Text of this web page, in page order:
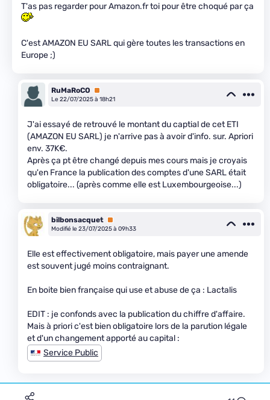
T'as pas regarder pour Amazon.fr toi pour être choqué par ça
C'est AMAZON EU SARL qui gère toutes les transactions en
Europe ;)
RuMaRoCO
Premium
Le 22/07/2025 à 18h21
J'ai essayé de retrouvé le montant du captial de cet ETI
(AMAZON EU SARL) je n'arrive pas à avoir d'info. sur. Apriori
env. 37K€.
Après ça pt être changé depuis mes cours mais je croyais
qu'en France la publication des comptes d'une SARL était
obligatoire... (après comme elle est Luxembourgeoise...)
bilbonsacquet Premium
Modifié le 23/07/2025 à 09h33
Elle est effectivement obligatoire, mais payer une amende
est souvent jugé moins contraignant.
En boite bien française qui use et abuse de ça : Lactalis
EDIT : je confonds avec la publication du chiffre d'affaire.
Mais à priori c'est bien obligatoire lors de la parution légale
et d'un changement apporté au capital :
Service Public